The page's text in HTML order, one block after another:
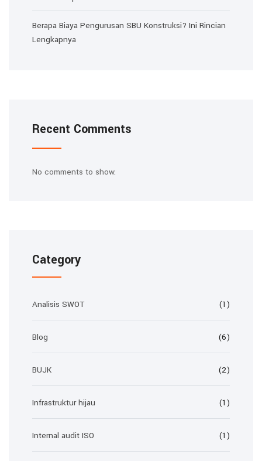
Berapa Biaya Pengurusan SBU Konstruksi? Ini Rincian
Lengkapnya
Recent Comments
No comments to show.
Category
Analisis SWOT (1)
Blog (6)
BUJK (2)
Infrastruktur hijau (1)
Internal audit ISO (1)